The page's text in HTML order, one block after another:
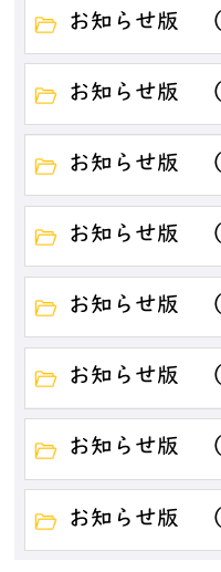
お知らせ版
お知らせ版
お知らせ版
お知らせ版
お知らせ版
お知らせ版
お知らせ版
お知らせ版